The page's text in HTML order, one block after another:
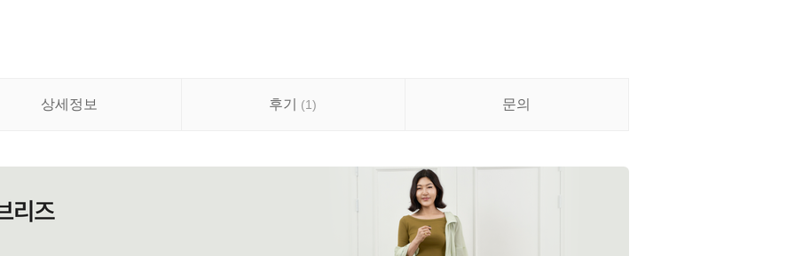
상세정보 후기 (1) 문의